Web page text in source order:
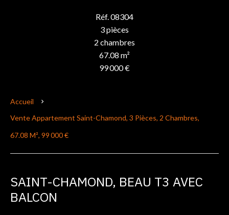
Réf. 08304
3 pièces
2 chambres
67.08 m²
99 000 €
Accueil
Vente Appartement Saint-Chamond, 3 Pièces, 2 Chambres,
67.08 M², 99 000 €
SAINT-CHAMOND, BEAU T3 AVEC
BALCON